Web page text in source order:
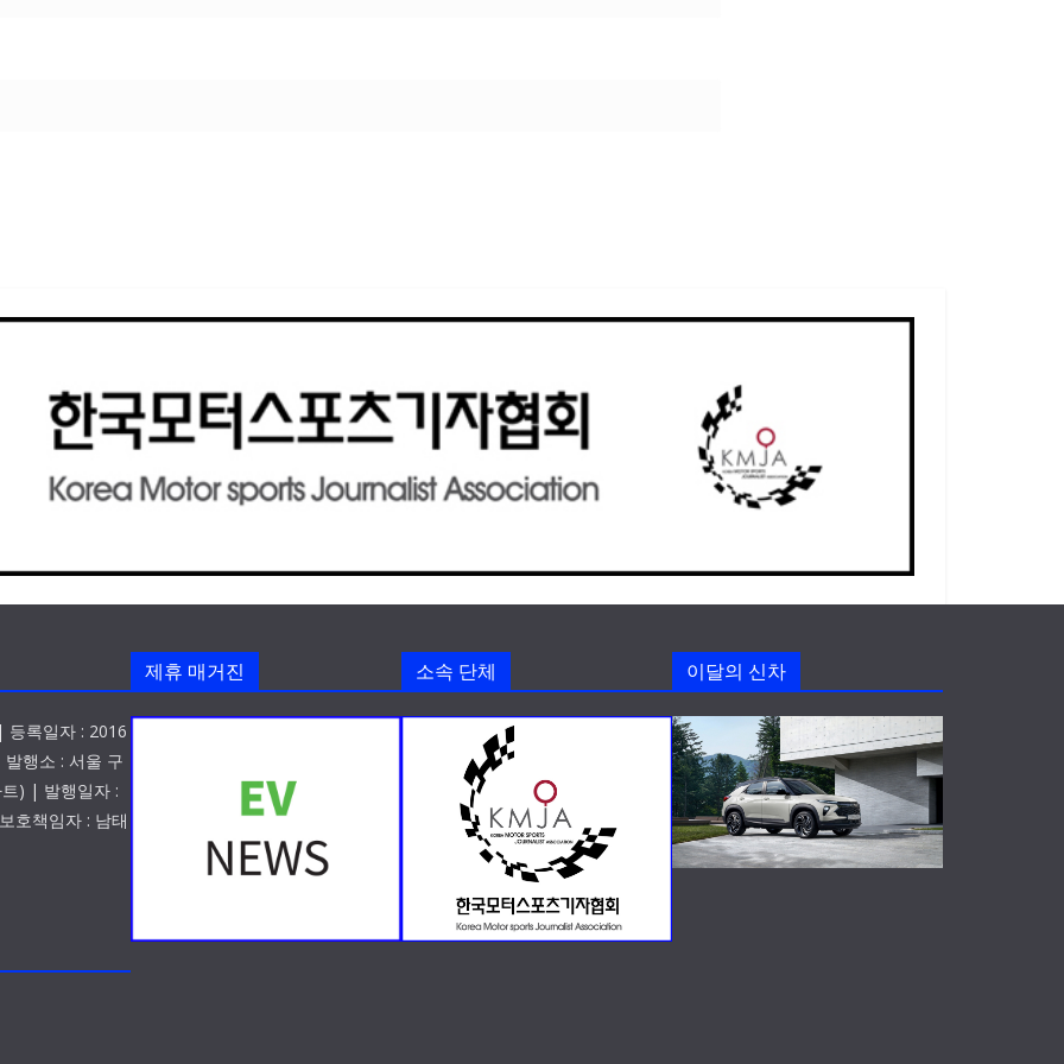
등록일자 : 2016
행소 : 서울 구
) | 발행일자 :
호책임자 : 남태
제휴 매거진 소속 단체 이달의 신차